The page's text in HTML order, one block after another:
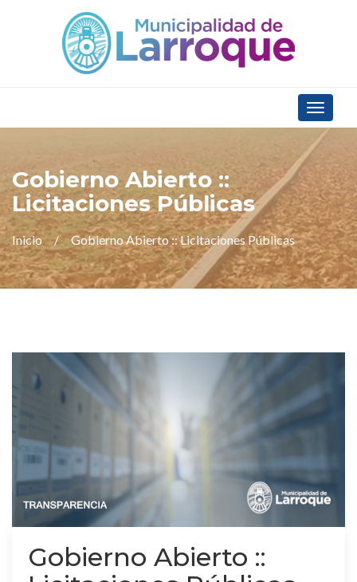
Toggle
Gobierno Abierto ::
Licitaciones Públicas
Inicio Gobierno Abierto :: Licitaciones Públicas
Gobierno Abierto ::